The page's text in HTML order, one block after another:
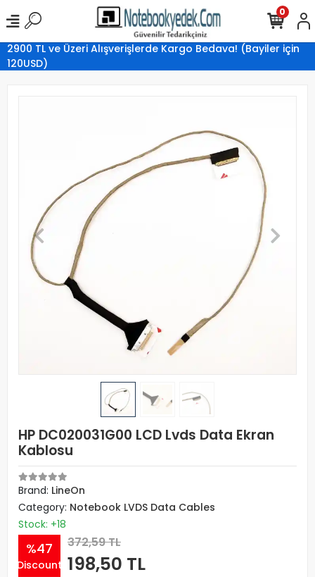
2900 TL ve Üzeri Alışverişlerde Kargo Bedava! (Bayiler için
120USD)
0
HP DC020031G00 LCD Lvds Data Ekran
Kablosu
Brand: LineOn
Category: Notebook LVDS Data Cables
Stock: +18
%47
Discount
372,59 TL
198,50 TL